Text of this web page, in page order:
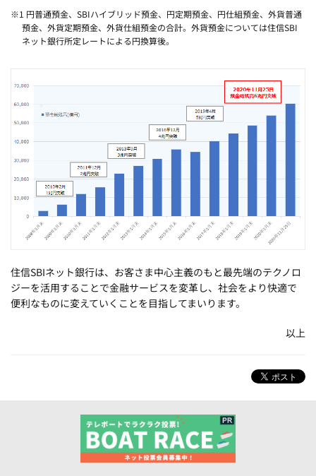
※1 円普通預金、SBIハイブリッド預金、円定期預金、円仕組預金、外貨普通
預金、外貨定期預金、外貨仕組預金の合計。外貨預金については住信SBI
ネット銀行所定レートによる円換算後。
住信SBIネット銀行は、お客さま中心主義のもと最先端のテクノロ
ジーを活用することで金融サービスを変革し、社会をより快適で
便利なものに変えていくことを目指してまいります。
以上